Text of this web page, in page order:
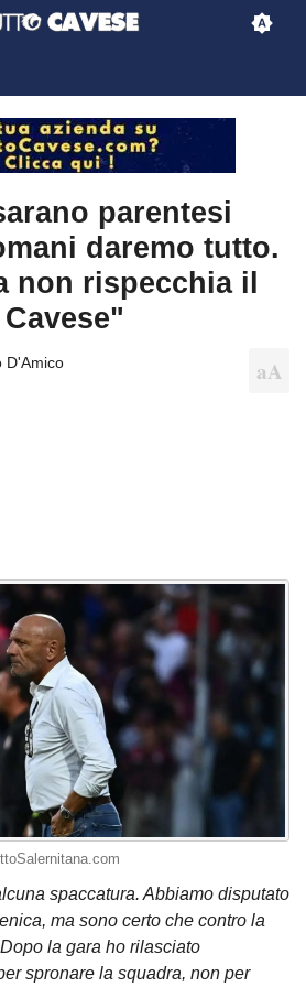
parentesi
daremo tutto.
non rispecchia il
D'Amico
spaccatura. Abbiamo disputato
ma sono certo che contro la
la gara ho rilasciato
spronare la squadra, non per